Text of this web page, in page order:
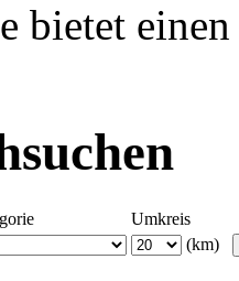
bietet
Umkreis
(km)